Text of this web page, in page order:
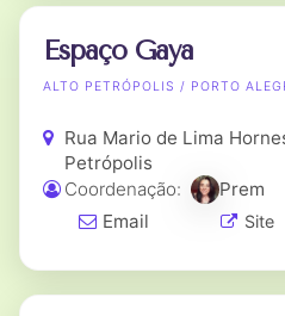
Espaço Gaya
ALTO PETRÓPOLIS / PORTO
Rua Mario de Lima
Petrópolis
Coordenação:
Prem
Email
Site